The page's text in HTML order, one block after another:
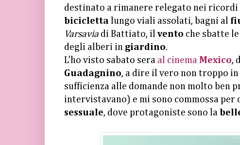
destinato a rimanere relegato nei ricordi
bicicletta lungo viali assolati, bagni al
Varsavia di Battiato, il vento che sbatte
degli alberi in giardino.
L'ho visto sabato sera al cinema Mexico,
Guadagnino, a dire il vero non troppo
sufficienza alle domande non molto ben
intervistavano) e mi sono commossa per
sessuale, dove protagoniste sono la